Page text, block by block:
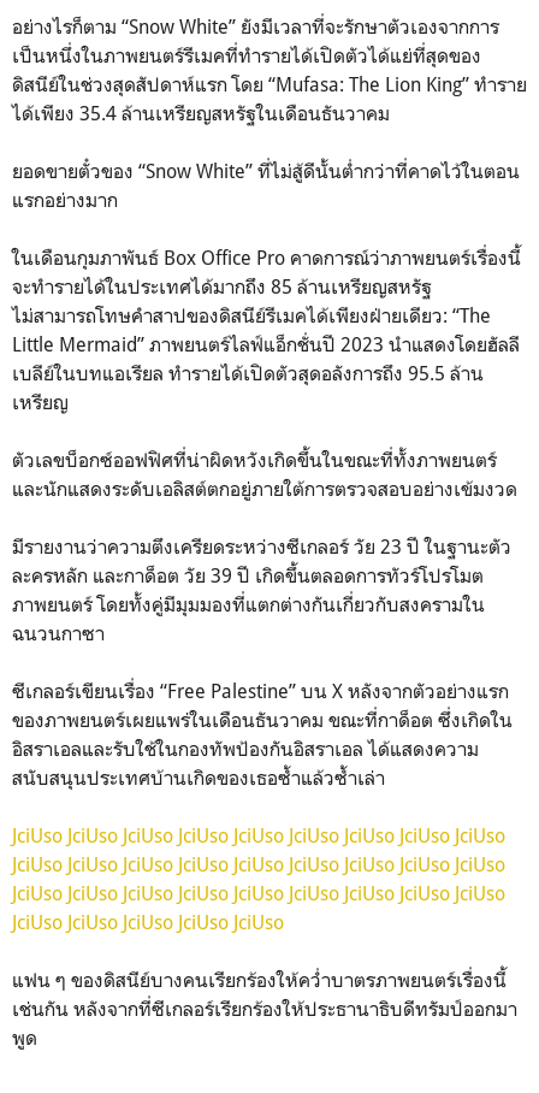
อย่างไรก็ตาม “Snow White” ยังมีเวลาที่จะรักษาตัวเองจากการ
เป็นหนึ่งในภาพยนตร์รีเมคที่ทำรายได้เปิดตัวได้แย่ที่สุดของ
ดิสนีย์ในช่วงสุดสัปดาห์แรก โดย “Mufasa: The Lion King” ทำราย
ได้เพียง 35.4 ล้านเหรียญสหรัฐในเดือนธันวาคม
ยอดขายตั๋วของ “Snow White” ที่ไม่สู้ดีนั้นต่ำกว่าที่คาดไว้ในตอน
แรกอย่างมาก
ในเดือนกุมภาพันธ์ Box Office Pro คาดการณ์ว่าภาพยนตร์เรื่องนี้
จะทำรายได้ในประเทศได้มากถึง 85 ล้านเหรียญสหรัฐ
ไม่สามารถโทษคำสาปของดิสนีย์รีเมคได้เพียงฝ่ายเดียว: “The
Little Mermaid” ภาพยนตร์ไลฟ์แอ็กชั่นปี 2023 นำแสดงโดยฮัลลี
เบลีย์ในบทแอเรียล ทำรายได้เปิดตัวสุดอลังการถึง 95.5 ล้าน
เหรียญ
ตัวเลขบ็อกซ์ออฟฟิศที่น่าผิดหวังเกิดขึ้นในขณะที่ทั้งภาพยนตร์
และนักแสดงระดับเอลิสต์ตกอยู่ภายใต้การตรวจสอบอย่างเข้มงวด
มีรายงานว่าความตึงเครียดระหว่างซีเกลอร์ วัย 23 ปี ในฐานะตัว
ละครหลัก และกาด็อต วัย 39 ปี เกิดขึ้นตลอดการทัวร์โปรโมต
ภาพยนตร์ โดยทั้งคู่มีมุมมองที่แตกต่างกันเกี่ยวกับสงครามใน
ฉนวนกาซา
ซีเกลอร์เขียนเรื่อง “Free Palestine” บน X หลังจากตัวอย่างแรก
ของภาพยนตร์เผยแพร่ในเดือนธันวาคม ขณะที่กาด็อต ซึ่งเกิดใน
อิสราเอลและรับใช้ในกองทัพป้องกันอิสราเอล ได้แสดงความ
สนับสนุนประเทศบ้านเกิดของเธอซ้ำแล้วซ้ำเล่า
JciUso JciUso JciUso JciUso JciUso JciUso JciUso JciUso JciUso
JciUso JciUso JciUso JciUso JciUso JciUso JciUso JciUso JciUso
JciUso JciUso JciUso JciUso JciUso JciUso JciUso JciUso JciUso
JciUso JciUso JciUso JciUso JciUso
แฟน ๆ ของดิสนีย์บางคนเรียกร้องให้คว่ำบาตรภาพยนตร์เรื่องนี้
เช่นกัน หลังจากที่ซีเกลอร์เรียกร้องให้ประธานาธิบดีทรัมป์ออกมา
พูด